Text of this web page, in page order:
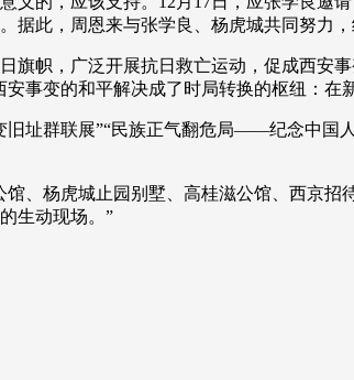
此，周恩来与张学良、杨虎城共同努力
帜，广泛开展抗日救亡运动，促成西安
事变的和平解决成了时局转换的枢纽：
群联展”“民族正气翻危局——纪念中国人
杨虎城止园别墅、高桂滋公馆、西京招
生动现场。”